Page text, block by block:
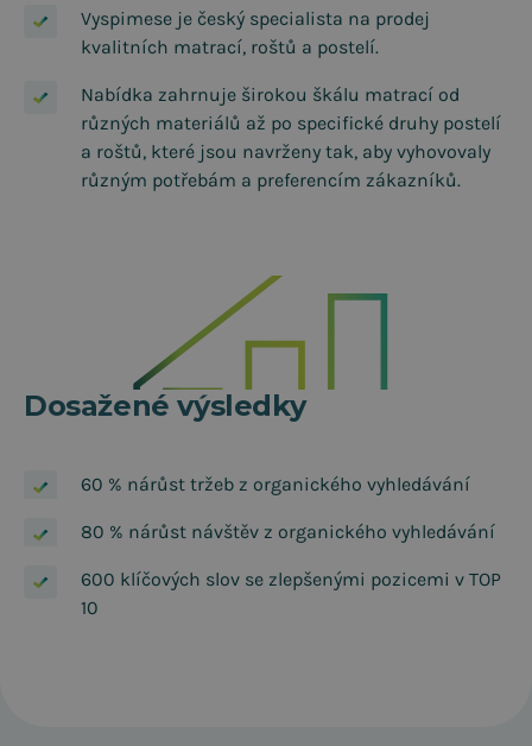
Vyspimese je český specialista na prodej
kvalitních matrací, roštů a postelí.
Nabídka zahrnuje širokou škálu matrací od
různých materiálů až po specifické druhy postelí
a roštů, které jsou navrženy tak, aby vyhovovaly
různým potřebám a preferencím zákazníků.
Dosažené výsledky
60 % nárůst tržeb z organického vyhledávání
80 % nárůst návštěv z organického vyhledávání
600 klíčových slov se zlepšenými pozicemi v TOP
10